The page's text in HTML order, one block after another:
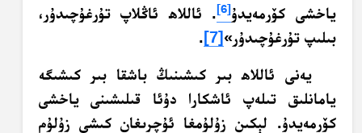
ياخشى كۆرمەيدۇ[6]
. ئاللاھ ئاڭلاپ تۇرغۇچىدۇر،
بىلىپ تۇرغۇچىدۇر» [7]
.
يەنى ئاللاھ بىر كىشىنىڭ باشقا بىر كىشىگە
يامانلىق تىلەپ ئاشكارا دۇئا قىلىشىنى ياخشى
كۆرمەيدۇ. لېكىن زۇلۇمغا ئۇچرىغان كىشى زۇلۇم